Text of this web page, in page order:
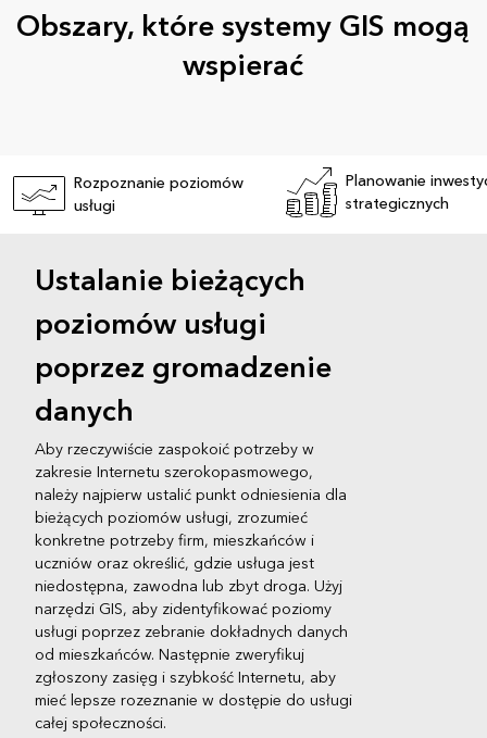
Obszary, które systemy GIS mogą
wspierać
Rozpoznanie poziomów
usługi
Planowanie
strategicznych
Ustalanie bieżących
poziomów usługi
poprzez gromadzenie
danych
Aby rzeczywiście zaspokoić potrzeby w
zakresie Internetu szerokopasmowego,
należy najpierw ustalić punkt odniesienia dla
bieżących poziomów usługi, zrozumieć
konkretne potrzeby firm, mieszkańców i
uczniów oraz określić, gdzie usługa jest
niedostępna, zawodna lub zbyt droga. Użyj
narzędzi GIS, aby zidentyfikować poziomy
usługi poprzez zebranie dokładnych danych
od mieszkańców. Następnie zweryfikuj
zgłoszony zasięg i szybkość Internetu, aby
mieć lepsze rozeznanie w dostępie do usługi
całej społeczności.